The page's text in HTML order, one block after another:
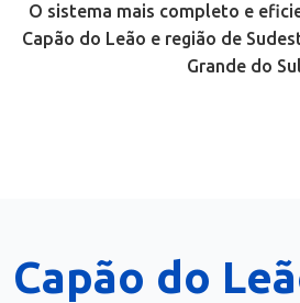
O sistema mais completo e
Capão do Leão e região de
Grande do
Capão do